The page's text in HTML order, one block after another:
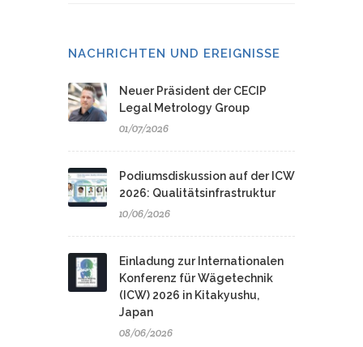
NACHRICHTEN UND EREIGNISSE
Neuer Präsident der CECIP
Legal Metrology Group
01/07/2026
Podiumsdiskussion auf der ICW
2026: Qualitätsinfrastruktur
10/06/2026
Einladung zur Internationalen
Konferenz für Wägetechnik
(ICW) 2026 in Kitakyushu,
Japan
08/06/2026